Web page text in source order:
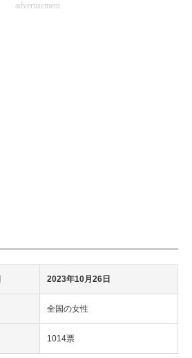
advertisement
2023年10月26日
全国の女性
1014票